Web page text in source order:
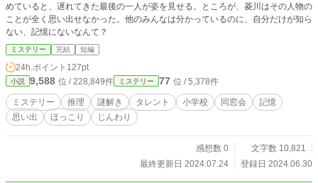
めていると、遅れてきた最後の一人が姿を見せる。ところが、菱川はその人物の
ことが全く思い出せなかった。他のみんなは分かっているのに、自分だけが知ら
ない、記憶にないなんて？
ミステリー 完結 短編
24h.ポイント 127pt
小説 9,588 位 / 228,849件 ミステリー 77 位 / 5,378件
ミステリー 推理 謎解き タレント 小学校 同窓会
記憶
思い出
ほっこり じんわり
感想数 0
文字数 10,821
最終更新日 2024.07.24
登録日 2024.06.30